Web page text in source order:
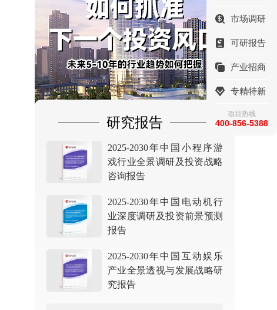
研究报告
2025-2030年中国小程序游
戏行业全景调研及投资战略
咨询报告
2025-2030年中国电动机行
业深度调研及投资前景预测
报告
2025-2030年中国互动娱乐
产业全景透视与发展战略研
究报告
市场调研
可研报告
产业招商
专精特新
项目热线
400-856-5388